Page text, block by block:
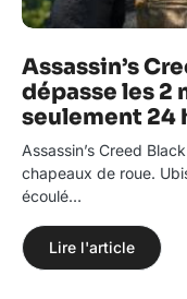
Assassin’s
dépasse les 2
seulement 24
Assassin’s Creed
chapeaux de roue.
écoulé…
Lire l'article